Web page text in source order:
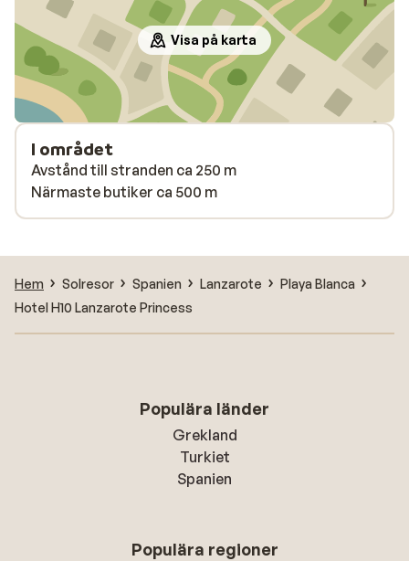
Visa på karta
I området
Avstånd till stranden ca 250 m
Närmaste butiker ca 500 m
Hem Solresor Spanien Lanzarote
Playa Blanca
Hotel H10 Lanzarote Princess
Populära länder
Grekland
Turkiet
Spanien
Populära regioner